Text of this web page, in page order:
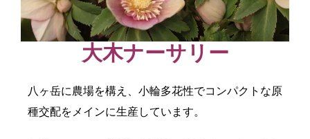
大木ナーサリー
八ヶ岳に農場を構え、 小輪多花性でコンパクトな原
種交配をメインに生産しています。